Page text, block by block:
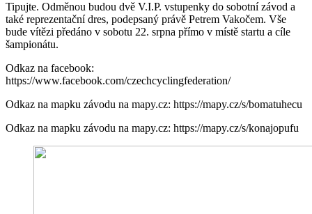
Tipujte. Odměnou budou dvě V.I.P. vstupenky do sobotní závod a
také reprezentační dres, podepsaný právě Petrem Vakočem. Vše
bude vítězi předáno v sobotu 22. srpna přímo v místě startu a cíle
šampionátu.
Odkaz na facebook:
https://www.facebook.com/czechcyclingfederation/
Odkaz na mapku závodu na mapy.cz: https://mapy.cz/s/bomatuhecu
Odkaz na mapku závodu na mapy.cz: https://mapy.cz/s/konajopufu